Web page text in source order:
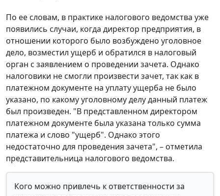
По ее словам, в практике налогового ведомства уже
появились случаи, когда директор предприятия, в
отношении которого было возбуждено уголовное
дело, возместил ущерб и обратился в налоговый
орган с заявлением о проведении зачета. Однако
налоговики не смогли произвести зачет, так как в
платежном документе на уплату ущерба не было
указано, по какому уголовному делу данный платеж
был произведен. "В представленном директором
платежном документе была указана только сумма
платежа и слово "ущерб". Однако этого
недостаточно для проведения зачета", – отметила
представительница налогового ведомства.
Кого можно привлечь к ответственности за